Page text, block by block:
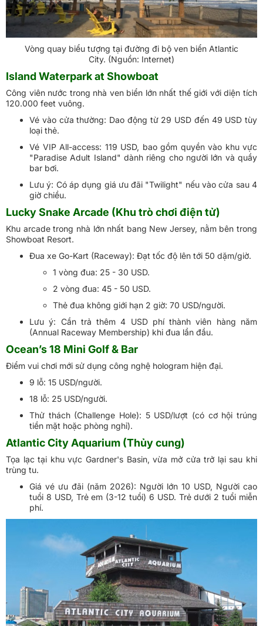
Vòng quay biểu tượng tại đường đi bộ ven biển Atlantic
City. (Nguồn: Internet)
Island Waterpark at Showboat
Công viên nước trong nhà ven biển lớn nhất thế giới với diện tích
120.000 feet vuông.
Vé vào cửa thường: Dao động từ 29 USD đến 49 USD tùy
loại thẻ.
Vé VIP All-access: 119 USD, bao gồm quyền vào khu vực
"Paradise Adult Island" dành riêng cho người lớn và quầy
bar bơi.
Lưu ý: Có áp dụng giá ưu đãi "Twilight" nếu vào cửa sau 4
giờ chiều.
Lucky Snake Arcade (Khu trò chơi điện tử)
Khu arcade trong nhà lớn nhất bang New Jersey, nằm bên trong
Showboat Resort.
Đua xe Go-Kart (Raceway): Đạt tốc độ lên tới 50 dặm/giờ.
1 vòng đua: 25 - 30 USD.
2 vòng đua: 45 - 50 USD.
Thẻ đua không giới hạn 2 giờ: 70 USD/người.
Lưu ý: Cần trả thêm 4 USD phí thành viên hàng năm
(Annual Raceway Membership) khi đua lần đầu.
Ocean’s 18 Mini Golf & Bar
Điểm vui chơi mới sử dụng công nghệ hologram hiện đại.
9 lỗ: 15 USD/người.
18 lỗ: 25 USD/người.
Thử thách (Challenge Hole): 5 USD/lượt (có cơ hội trúng
tiền mặt hoặc phòng nghỉ).
Atlantic City Aquarium (Thủy cung)
Tọa lạc tại khu vực Gardner's Basin, vừa mở cửa trở lại sau khi
trùng tu.
Giá vé ưu đãi (năm 2026): Người lớn 10 USD, Người cao
tuổi 8 USD, Trẻ em (3-12 tuổi) 6 USD. Trẻ dưới 2 tuổi miễn
phí.